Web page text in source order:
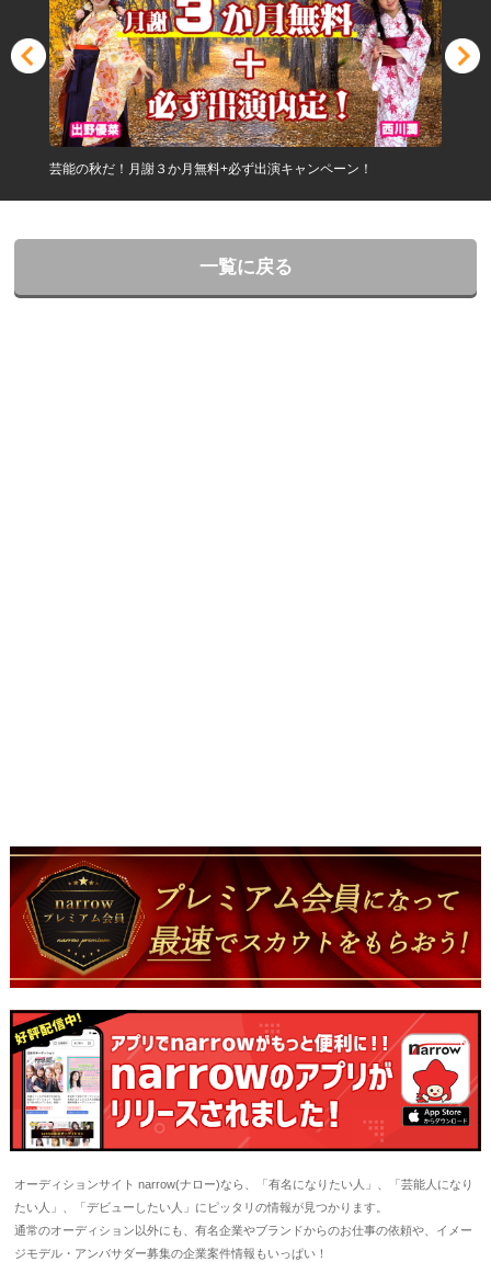
芸能の秋だ！月謝３か月無料+必ず出演キャンペーン！
一覧に戻る
オーディションサイト narrow(ナロー)なら、「有名になりたい人」、「芸能人になり
たい人」、「デビューしたい人」にピッタリの情報が見つかります。
通常のオーディション以外にも、有名企業やブランドからのお仕事の依頼や、イメー
ジモデル・アンバサダー募集の企業案件情報もいっぱい！